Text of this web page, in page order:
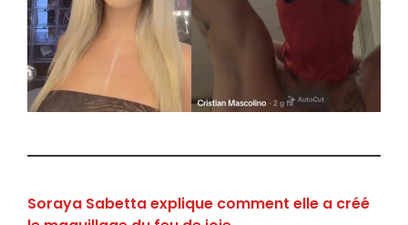
Soraya Sabetta explique comment elle a créé